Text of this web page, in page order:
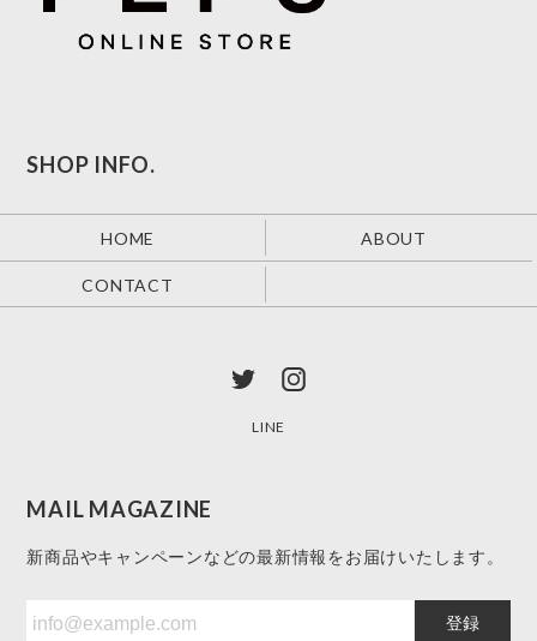
SHOP INFO.
HOME ABOUT
CONTACT
LINE
MAIL MAGAZINE
新商品やキャンペーンなどの最新情報をお届けいたします。
登録